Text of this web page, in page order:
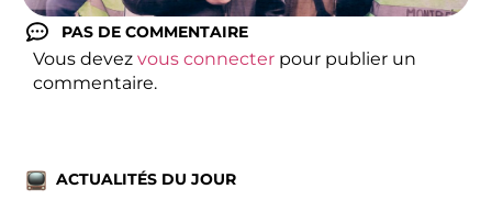
PAS DE COMMENTAIRE
Vous devez vous connecter pour publier un
commentaire.
ACTUALITÉS DU JOUR